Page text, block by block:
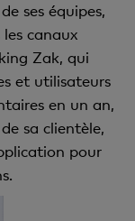
ses équipes,
canaux
Zak, qui
et utilisateurs
en un an,
sa clientèle,
pour